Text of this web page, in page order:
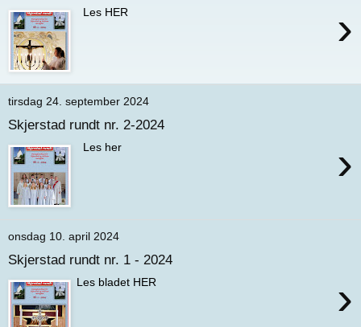
›
Les HER
tirsdag 24. september 2024
Skjerstad rundt nr. 2-2024
›
Les her
onsdag 10. april 2024
Skjerstad rundt nr. 1 - 2024
›
Les bladet HER